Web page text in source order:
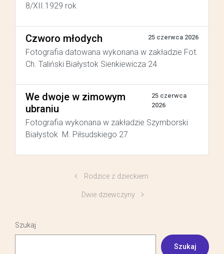
8/XII.1929 rok
Czworo młodych 25 czerwca 2026
Fotografia datowana wykonana w zakładzie Fot.
Ch. Taliński Białystok Sienkiewicza 24
We dwoje w zimowym
ubraniu
25 czerwca
2026
Fotografia wykonana w zakładzie Szymborski
Białystok M. Piłsudskiego 27
Rodzice z dzieckiem
Dwie dziewczyny
Szukaj
Szukaj